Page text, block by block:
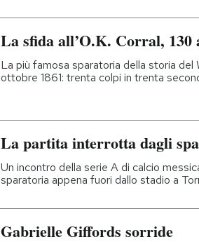
La sfida all’O.K. Corral, 130
La più famosa sparatoria della storia del
ottobre 1861: trenta colpi in trenta
La partita interrotta dagli
Un incontro della serie A di calcio
sparatoria appena fuori dallo stadio a
Gabrielle Giffords sorride